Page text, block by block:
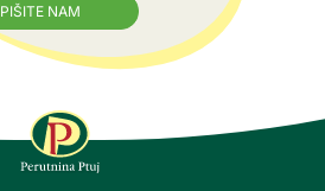
PIŠITE NAM